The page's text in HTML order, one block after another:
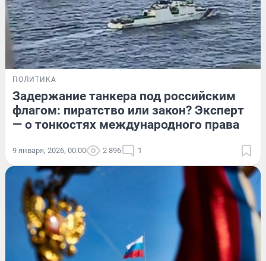
ПОЛИТИКА
Задержание танкера под российским
флагом: пиратство или закон? Эксперт
— о тонкостях международного права
9 января, 2026, 00:00 2 896 1